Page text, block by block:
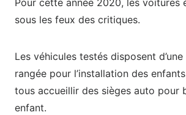
Pour cette année 2020, les voitures
sous les feux des critiques.
Les véhicules testés disposent
rangée pour l’installation des
tous accueillir des sièges auto pour
enfant.